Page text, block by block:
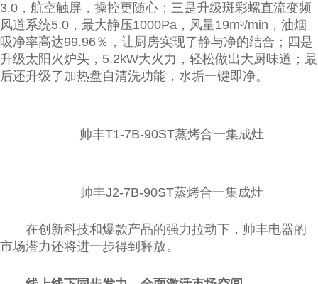
3.0，航空触屏，操控更随心；三是升级斑彩螺直流变频
风道系统5.0，最大静压1000Pa，风量19m³/min，油烟
吸净率高达99.96％，让厨房实现了静与净的结合；四是
升级太阳火炉头，5.2kW大火力，轻松做出大厨味道；最
后还升级了加热盘自清洗功能，水垢一键即净。
帅丰T1-7B-90ST蒸烤合一集成灶
帅丰J2-7B-90ST蒸烤合一集成灶
在创新科技和爆款产品的强力拉动下，帅丰电器的
市场潜力还将进一步得到释放。